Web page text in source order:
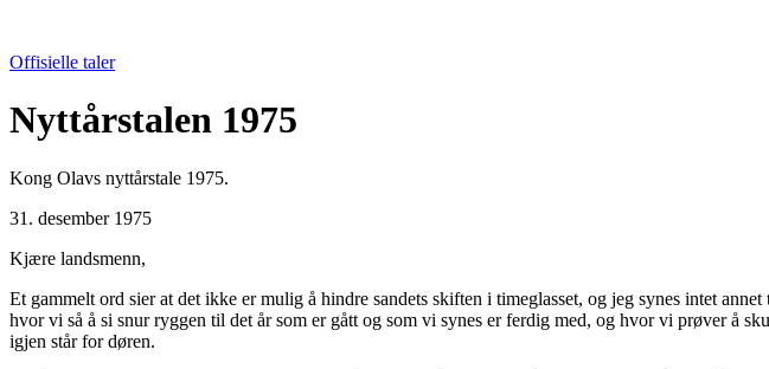
Offisielle taler
Nyttårstalen 1975
Kong Olavs nyttårstale 1975.
31. desember 1975
Kjære landsmenn,
Et gammelt ord sier at det ikke er mulig å hindre sandets skiften i timeglasset, og jeg synes intet
hvor vi så å si snur ryggen til det år som er gått og som vi synes er ferdig med, og hvor vi prøver å
igjen står for døren.